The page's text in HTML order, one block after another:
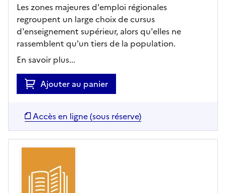
Les zones majeures d'emploi régionales
regroupent un large choix de cursus
d'enseignement supérieur, alors qu'elles ne
rassemblent qu'un tiers de la population.
En savoir plus...
Ajouter au panier
Accès en ligne (sous réserve)